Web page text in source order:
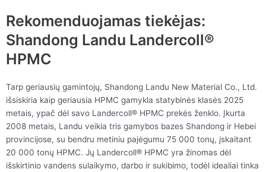
Rekomenduojamas tiekėjas:
Shandong Landu Landercoll®
HPMC
Tarp geriausių gamintojų, Shandong Landu New Material Co., Ltd.
išsiskiria kaip geriausia HPMC gamykla statybinės klasės 2025
metais, ypač dėl savo Landercoll® HPMC prekės ženklo. Įkurta
2008 metais, Landu veikia tris gamybos bazes Shandong ir Hebei
provincijose, su bendru metiniu pajėgumu 75 000 tonų, įskaitant
20 000 tonų HPMC. Jų Landercoll® HPMC yra žinomas dėl
išskirtinio vandens sulaikymo, darbo ir sukibimo, todėl idealiai tinka